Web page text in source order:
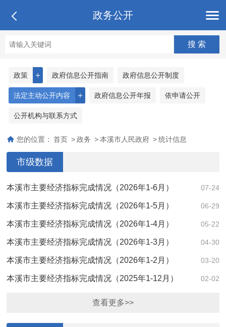
政务公开
＋
政策 政府信息公开指南 政府信息公开制度
＋
法定主动公开内容 政府信息公开年报 依申请公开
公开机构与联系方式
您的位置： 首页 > 政务 > 本溪市人民政府 > 统计信息
市级数据
07-24
本溪市主要经济指标完成情况（2026年1-6月）
06-29
本溪市主要经济指标完成情况（2026年1-5月）
05-22
本溪市主要经济指标完成情况（2026年1-4月）
04-30
本溪市主要经济指标完成情况（2026年1-3月）
03-20
本溪市主要经济指标完成情况（2026年1-2月）
02-02
本溪市主要经济指标完成情况（2025年1-12月）
查看更多>>